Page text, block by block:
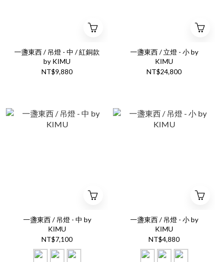
一盞東西 / 吊燈 - 中 / 紅銅款
by KIMU
NT$9,880
一盞東西 / 立燈 - 小 by
KIMU
NT$24,800
一盞東西 / 吊燈 - 中 by
KIMU
NT$7,100
一盞東西 / 吊燈 - 小 by
KIMU
NT$4,880